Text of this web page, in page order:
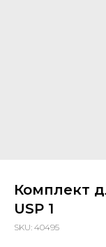
Комплект
USP 1
SKU: 40495